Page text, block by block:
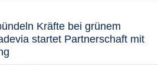
Kräfte bei grünem
startet Partnerschaft mit